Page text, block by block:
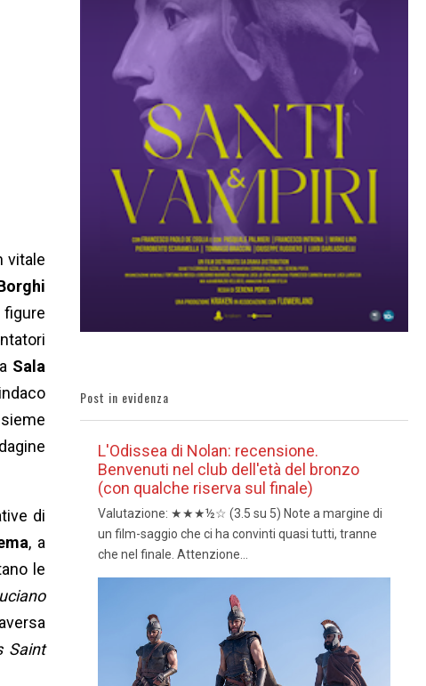
vitale
figure
Sala
di
, a
le
Saint
Post in evidenza
L'Odissea di Nolan: recensione.
Benvenuti nel club dell'età del bronzo
(con qualche riserva sul finale)
Valutazione: ★★★½☆ (3.5 su 5) Note a margine di
un film-saggio che ci ha convinti quasi tutti, tranne
che nel finale. Attenzione...